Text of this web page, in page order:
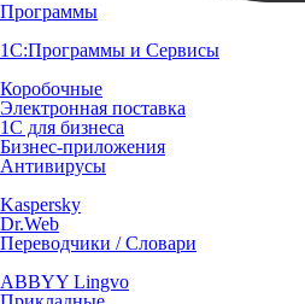
Программы
1С:Программы и Сервисы
Коробочные
Электронная поставка
1С для бизнеса
Бизнес-приложения
Антивирусы
Kaspersky
Dr.Web
Переводчики / Словари
ABBYY Lingvo